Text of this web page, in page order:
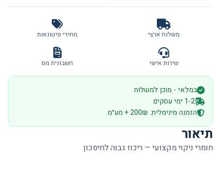
משלוח ארצי מחירי סיטונאות
שירות אישי חשבונית מס
במלאי - מוכן למשלוח
1-2 ימי עסקים
הזמנה מינימלית: 200₪ + מע״מ
תיאור
חומרי ניקוי מקצועי — ריכוז גבוה לחיסכון